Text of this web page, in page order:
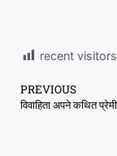
recent visitors
PREVIOUS